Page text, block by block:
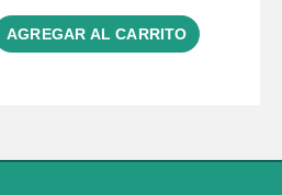
AGREGAR AL CARRITO